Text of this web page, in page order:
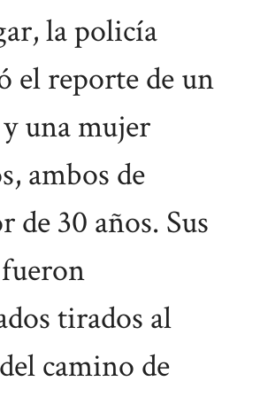
la policía
el reporte de un
una mujer
ambos de
de 30 años. Sus
tirados al
camino de